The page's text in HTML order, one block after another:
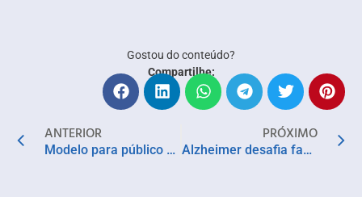
Gostou do conteúdo?
Compartilhe:
ANTERIOR
Modelo para público 50+ representa nova oportunidade de negócio para setor imobiliário
PRÓXIMO
Alzheimer desafia famílias brasileiras e exige cuidados crescentes com pacientes e cuidadores